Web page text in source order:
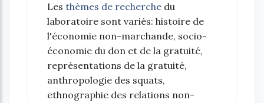
Les thèmes de recherche du
laboratoire sont variés: histoire de
l'économie non-marchande, socio-
économie du don et de la gratuité,
représentations de la gratuité,
anthropologie des squats,
ethnographie des relations non-